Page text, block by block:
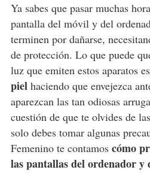
Ya sabes que pasar muchas
pantalla del móvil y del
terminen por dañarse,
de protección. Lo que puede
luz que emiten estos aparatos es
pielhaciendo que envejezca
aparezcan las tan odiosas
cuestión de que te olvides de
solo debes tomar algunas
Femenino te contamoscómo
las pantallas del ordenador y